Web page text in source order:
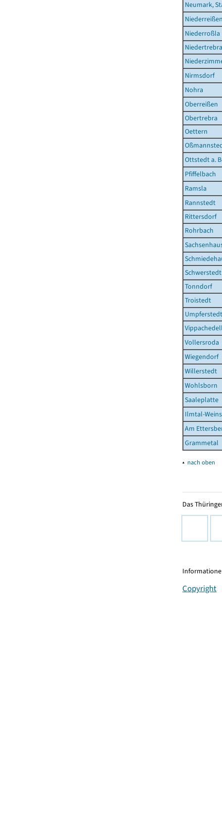
Neumark,
Niederroßla
Niedertrebra
Nirmsdorf
Nohra
Oberreißen
Obertrebra
Oettern
Ottstedt a.
Pfiffelbach
Ramsla
Rannstedt
Rittersdorf
Rohrbach
Schwerstedt
Tonndorf
Troistedt
Umpferstedt
Vollersroda
Wiegendorf
Willerstedt
Wohlsborn
Saaleplatte
Ilmtal-
Am
Grammetal
▴ nach oben
Das
Copyright